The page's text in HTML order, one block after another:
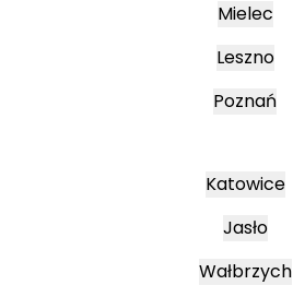
Mielec
Leszno
Poznań
Katowice
Jasło
Wałbrzych